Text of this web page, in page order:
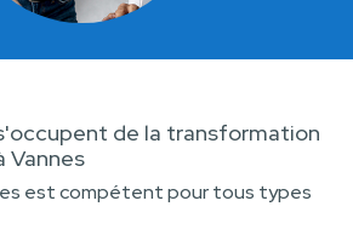
de la transformation
Vannes
est compétent pour tous types